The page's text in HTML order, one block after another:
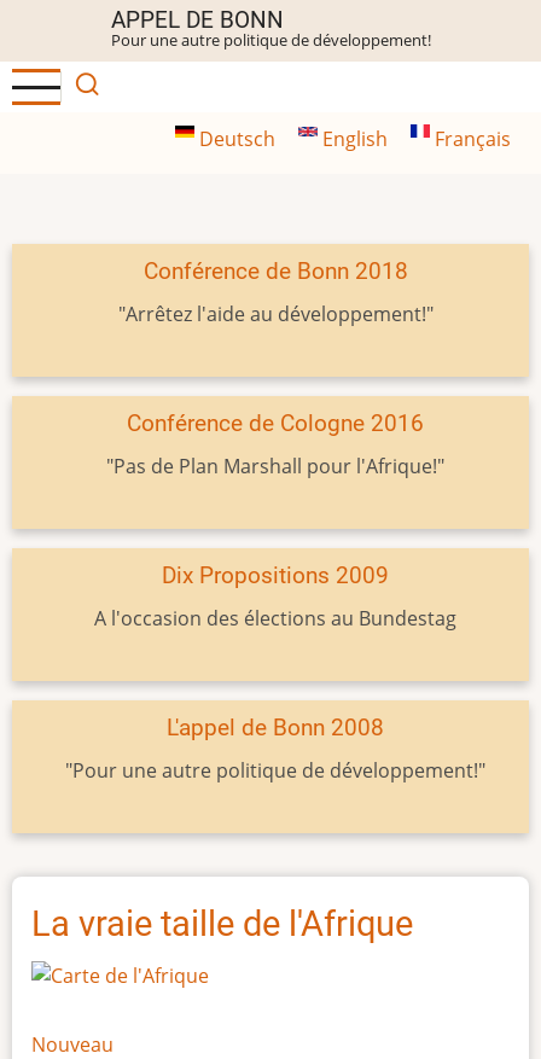
contenu
principal
APPEL DE BONN
Pour une autre politique de développement!
Deutsch English Français
Conférence de Bonn 2018
"Arrêtez l'aide au développement!"
Conférence de Cologne 2016
"Pas de Plan Marshall pour l'Afrique!"
Dix Propositions 2009
A l'occasion des élections au Bundestag
L'appel de Bonn 2008
"Pour une autre politique de développement!"
La vraie taille de l'Afrique
Nouveau